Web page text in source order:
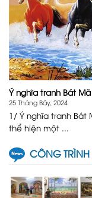
Ý nghĩa tranh Bát Mã
25 Tháng Bảy, 2024
1/ Ý nghĩa tranh Bát
thể hiện một ...
CÔNG